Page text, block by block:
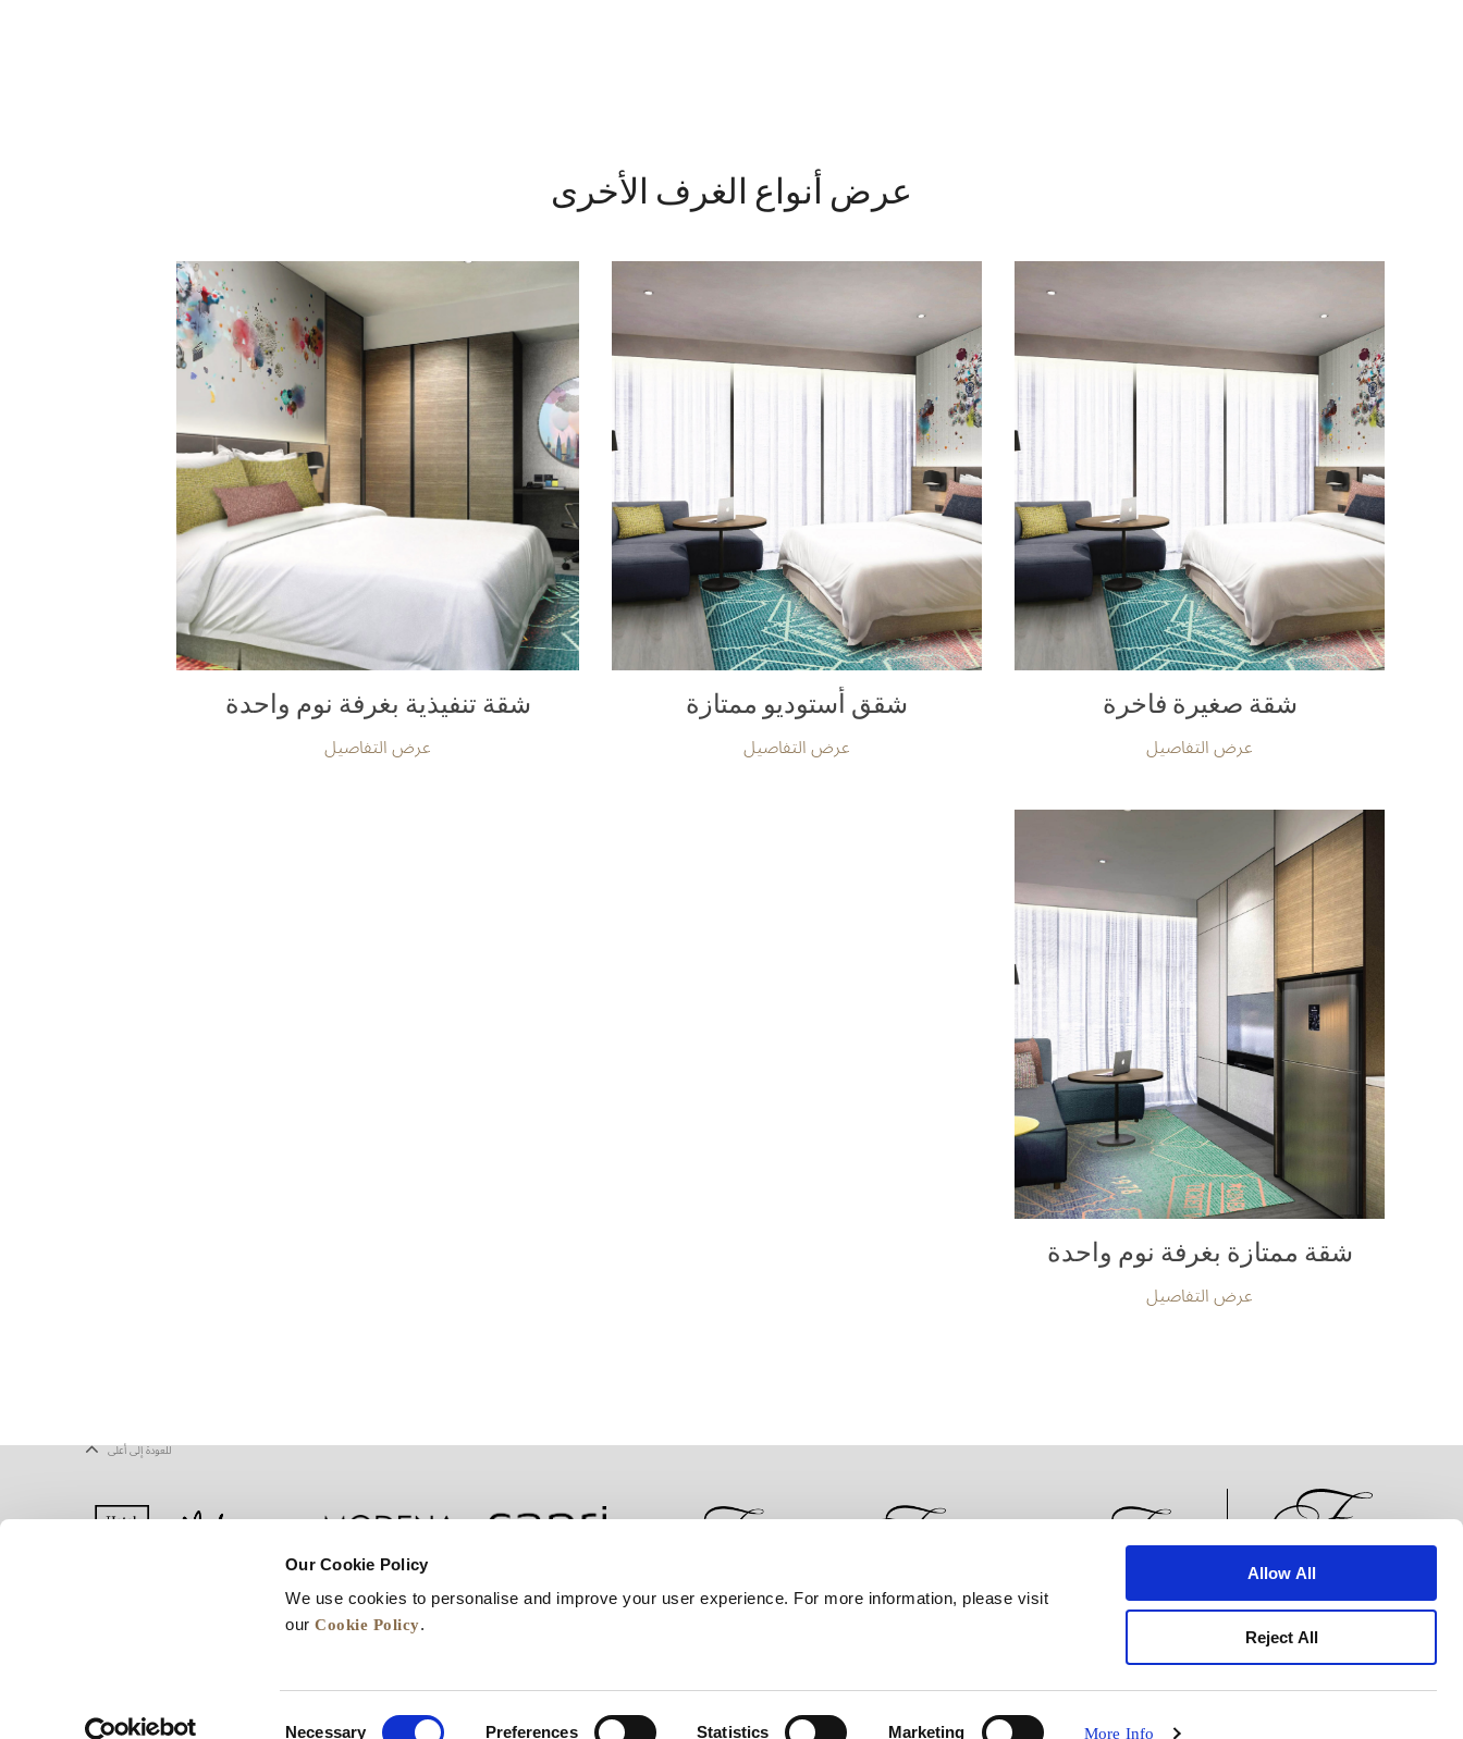
Our Cookie Policy
We use cookies to personalise and improve your user experience. For more information, please visit
ourCookie Policy.
Necessary Preferences Statistics Marketing
Allow All
Reject All
عرض أنواع الغرف الأخرى
شقة صغيرة فاخرة
عرض التفاصيل
شقق أستوديو ممتازة
عرض التفاصيل
شقة تنفيذية بغرفة نوم واحدة
عرض التفاصيل
شقة ممتازة بغرفة نوم واحدة
عرض التفاصيل
للعودة إلى أعلى
الأخبار تطوير الأعمال الوظائف إعلان ملفات تعريف الارتباط شروط الاستخدام